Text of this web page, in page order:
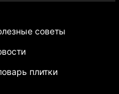
советы
плитки